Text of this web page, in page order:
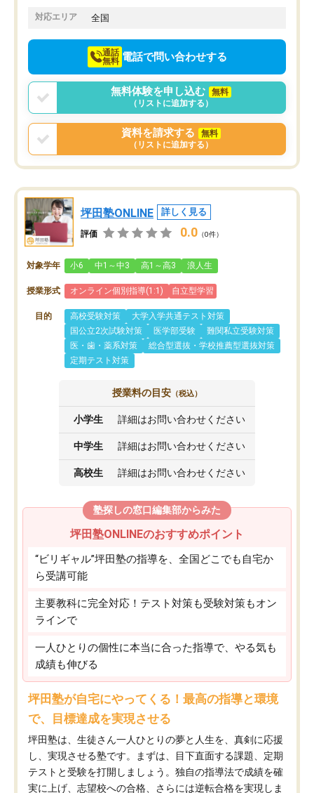
対応エリア 全国
通話
無料 電話で問い合わせする
無料体験を申し込む
無料
（リストに追加する）
資料を請求する
無料
（リストに追加する）
坪田塾ONLINE 詳しく見る
評価 0.0 （0件）
対象学年 小6 中1～中3 高1～高3 浪人生
授業形式 オンライン個別指導(1:1) 自立型学習
目的 高校受験対策
大学入学共通テスト対策
国公立2次試験対策
医学部受験
難関私立受験対策
医・歯・薬系対策
総合型選抜・学校推薦型選抜対策
定期テスト対策
授業料の目安 （税込）
小学生 詳細はお問い合わせください
中学生 詳細はお問い合わせください
高校生 詳細はお問い合わせください
塾探しの窓口編集部からみた
坪田塾ONLINEのおすすめポイント
“ビリギャル”坪田塾の指導を、全国どこでも自宅か
ら受講可能
主要教科に完全対応！テスト対策も受験対策もオン
ラインで
一人ひとりの個性に本当に合った指導で、やる気も
成績も伸びる
坪田塾が自宅にやってくる！最高の指導と環境
で、目標達成を実現させる
坪田塾は、生徒さん一人ひとりの夢と人生を、真剣に応援
し、実現させる塾です。まずは、目下直面する課題、定期
テストと受験を打開しましょう。独自の指導法で成績を確
実に上げ、志望校への合格、さらには逆転合格を実現しま